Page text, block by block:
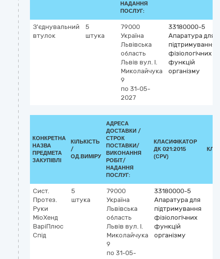
НАДАННЯ
ПОСЛУГ:
З'єднувальний
втулок
5
штука
79000
Україна
Львівська
область
Львів вул. І.
Миколайчука
9
по 31-05-
2027
33180000-5
Апаратура для
підтримування
фізіологічних
функцій
організму
КОНКРЕТНА
НАЗВА
ПРЕДМЕТА
ЗАКУПІВЛІ
КІЛЬКІСТЬ
/
ОД.ВИМІРУ
АДРЕСА
ДОСТАВКИ /
СТРОК
ПОСТАВКИ/
ВИКОНАННЯ
РОБІТ/
НАДАННЯ
ПОСЛУГ:
КЛАСИФІКАТОР
ДК 021:2015
(CPV)
Сист.
Протез.
Руки
МіоХенд
ВаріПлюс
Спід
5
штука
79000
Україна
Львівська
область
Львів вул. І.
Миколайчука
9
по 31-05-
33180000-5
Апаратура для
підтримування
фізіологічних
функцій
організму